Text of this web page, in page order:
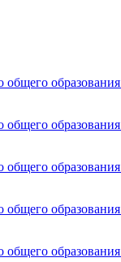
образования
образования
образования
образования
образования